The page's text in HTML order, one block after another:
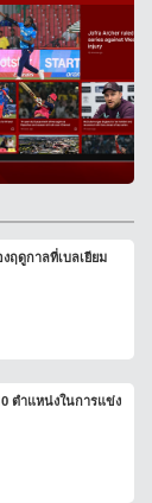
ฤดูกาลที่เบลเยียม
ตำแหน่งในการแข่ง